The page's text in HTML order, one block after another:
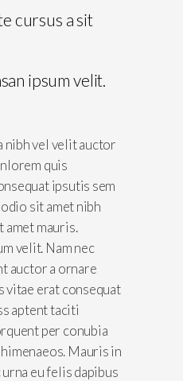
cursus a sit
ipsum velit.
nibh vel velit auctor
quis
ipsutis sem
sit amet nibh
amet mauris.
velit. Nam nec
auctor a ornare
vitae erat consequat
aptent taciti
per conubia
Mauris in
eu felis dapibus